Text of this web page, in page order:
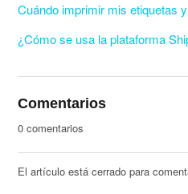
Cuándo imprimir mis etiquetas
¿Cómo se usa la plataforma
Comentarios
0 comentarios
El artículo está cerrado para